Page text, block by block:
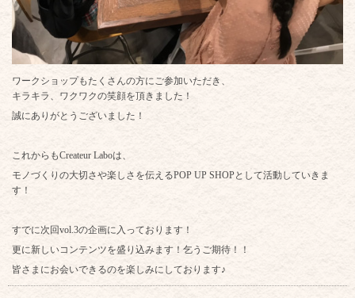
ワークショップもたくさんの方にご参加いただき、
キラキラ、ワクワクの笑顔を頂きました！
誠にありがとうございました！
これからもCreateur Laboは、
モノづくりの大切さや楽しさを伝えるPOP UP SHOPとして活動していきま
す！
すでに次回vol.3の企画に入っております！
更に新しいコンテンツを盛り込みます！乞うご期待！！
皆さまにお会いできるのを楽しみにしております♪